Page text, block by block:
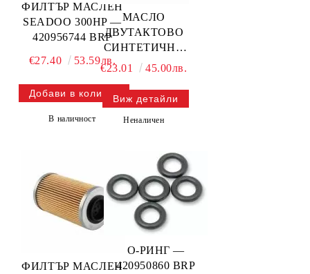
ФИЛТЪР МАСЛЕН
SEADOO 300HP —
420956744 BRP
€27.40
53.59лв.
В наличност
МАСЛО
ДВУТАКТОВО
СИНТЕТИЧНО
0.946L — 779281
€23.01 45.00лв.
Виж детайли
Неналичен
ФИЛТЪР МАСЛЕН
О-РИНГ —
420950860 BRP